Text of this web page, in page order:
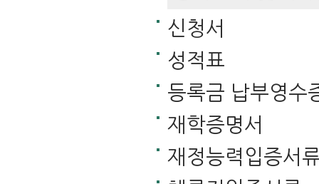
신청서
성적표
등록금 납부영수
재학증명서
재정능력입증서